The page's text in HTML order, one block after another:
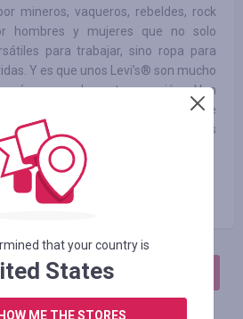
mineros, vaqueros, rebeldes, rock
hombres y mujeres que no solo
para trabajar, sino ropa para
Y es que unos Levi’s® son mucho
pura de autoexpresión. Van
de uso que te representan, se
incorporan recuerdos de aventuras
ЧТОБЫ ОСТАВИТЬ ОТЗЫВ
that your country is
States
ME THE STORES